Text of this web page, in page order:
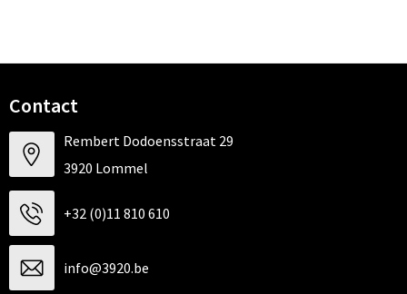
Contact
Rembert Dodoensstraat 29
3920 Lommel
+32 (0)11 810 610
info@3920.be